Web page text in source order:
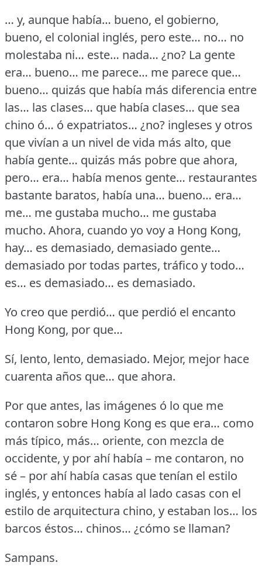
… y, aunque había… bueno, el gobierno,
bueno, el colonial inglés, pero este… no… no
molestaba ni… este… nada… ¿no? La gente
era… bueno… me parece… me parece que…
bueno… quizás que había más diferencia entre
las… las clases… que había clases… que sea
chino ó… ó expatriatos… ¿no? ingleses y otros
que vivían a un nivel de vida más alto, que
había gente… quizás más pobre que ahora,
pero… era… había menos gente… restaurantes
bastante baratos, había una… bueno… era…
me… me gustaba mucho… me gustaba
mucho. Ahora, cuando yo voy a Hong Kong,
hay… es demasiado, demasiado gente…
demasiado por todas partes, tráfico y todo…
es… es demasiado… es demasiado.
Yo creo que perdió… que perdió el encanto
Hong Kong, por que…
Sí, lento, lento, demasiado. Mejor, mejor hace
cuarenta años que… que ahora.
Por que antes, las imágenes ó lo que me
contaron sobre Hong Kong es que era… como
más típico, más… oriente, con mezcla de
occidente, y por ahí había – me contaron, no
sé – por ahí había casas que tenían el estilo
inglés, y entonces había al lado casas con el
estilo de arquitectura chino, y estaban los… los
barcos éstos… chinos… ¿cómo se llaman?
Sampans.